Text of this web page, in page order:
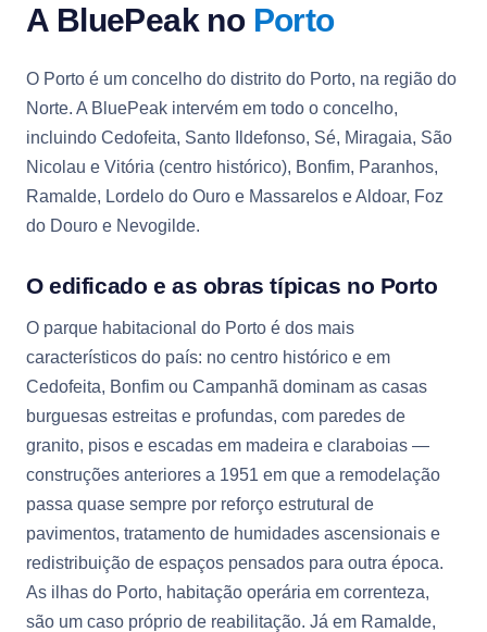
A BluePeak no Porto
O Porto é um concelho do distrito do Porto, na região do
Norte. A BluePeak intervém em todo o concelho,
incluindo Cedofeita, Santo Ildefonso, Sé, Miragaia, São
Nicolau e Vitória (centro histórico), Bonfim, Paranhos,
Ramalde, Lordelo do Ouro e Massarelos e Aldoar, Foz
do Douro e Nevogilde.
O edificado e as obras típicas no Porto
O parque habitacional do Porto é dos mais
característicos do país: no centro histórico e em
Cedofeita, Bonfim ou Campanhã dominam as casas
burguesas estreitas e profundas, com paredes de
granito, pisos e escadas em madeira e claraboias —
construções anteriores a 1951 em que a remodelação
passa quase sempre por reforço estrutural de
pavimentos, tratamento de humidades ascensionais e
redistribuição de espaços pensados para outra época.
As ilhas do Porto, habitação operária em correnteza,
são um caso próprio de reabilitação. Já em Ramalde,